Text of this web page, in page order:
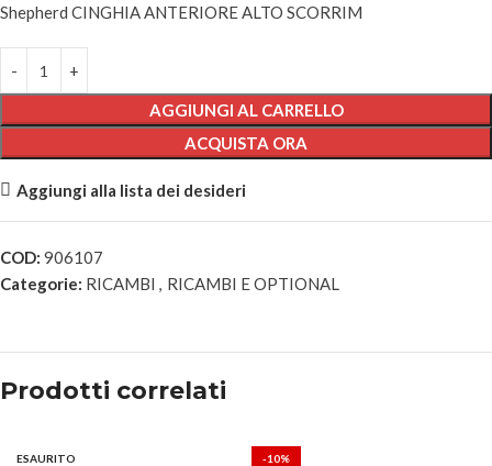
Shepherd CINGHIA ANTERIORE ALTO SCORRIM
AGGIUNGI AL CARRELLO
ACQUISTA ORA
Aggiungi alla lista dei desideri
COD: 906107
Categorie: RICAMBI , RICAMBI E OPTIONAL
Prodotti correlati
ESAURITO -10%